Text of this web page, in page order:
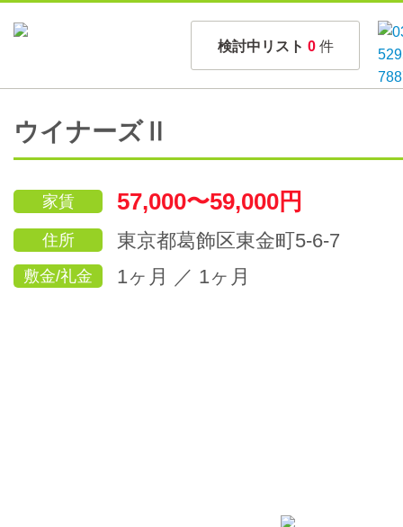
検討中リスト 0 件
ウイナーズⅡ
家賃 57,000〜59,000円
住所 東京都葛飾区東金町5-6-7
敷金/礼金 1ヶ月 ／ 1ヶ月